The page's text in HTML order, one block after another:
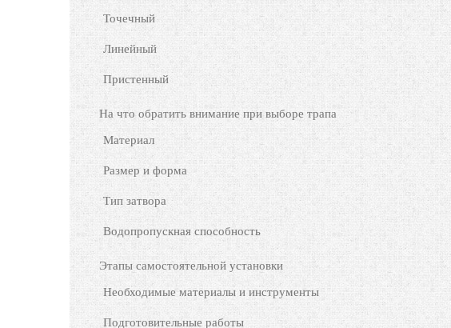
Точечный
Линейный
Пристенный
На что обратить внимание при выборе трапа
Материал
Размер и форма
Тип затвора
Водопропускная способность
Этапы самостоятельной установки
Необходимые материалы и инструменты
Подготовительные работы